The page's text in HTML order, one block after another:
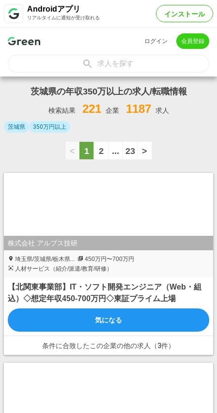
Androidアプリ
リアルタイムに通知が受け取れる インストール
ログイン 会員登録
求人を探す
茨城県の年収350万以上の求人/転職情報
検索結果 221 企業 1187 求人
茨城県 350万円以上
< 1 2 ... 23 >
株式会社 アルプス技研
埼玉県/茨城県/栃木県...
450万円〜700万円
人材サービス（紹介/派遣/教育/研修）
【北関東事業部】IT・ソフト開発エンジニア（Web・組
込）◇想定年収450-700万円◇東証プライム上場
気になる
条件に合致したこの企業の他の求人（3件）